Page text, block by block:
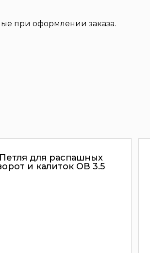
при оформлении заказа.
Петля для распашных
и калиток ОВ 3.5